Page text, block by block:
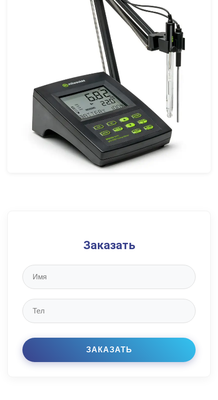
Заказать